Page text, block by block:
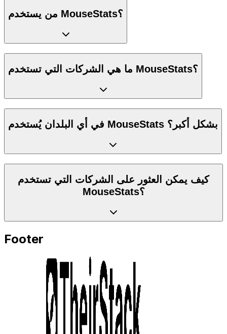
من يستخدم MouseStats؟
ما هي الشركات التي تستخدم MouseStats؟
في أي البلدان يُستخدم MouseStats بشكل أكبر؟
كيف يمكن العثور على الشركات التي تستخدم
MouseStats؟
Footer